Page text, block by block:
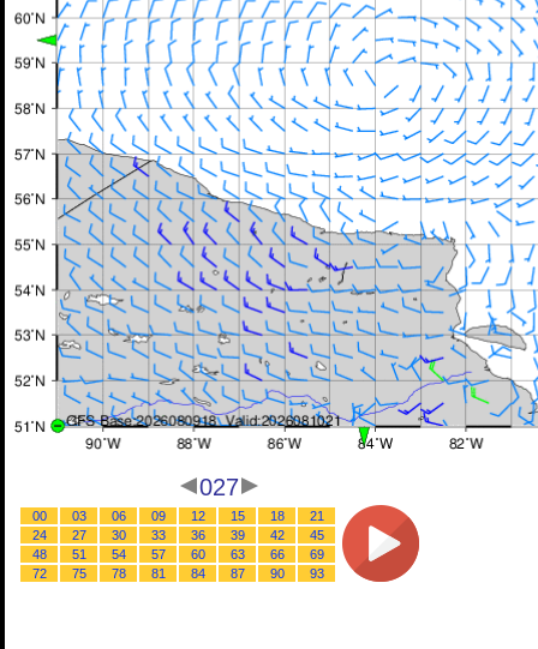
027
00 03 06 09 12 15 18
21
24
27 30 33 36 39 42
45
48
51 54 57 60 63 66
69
72
75 78 81 84 87 90 93